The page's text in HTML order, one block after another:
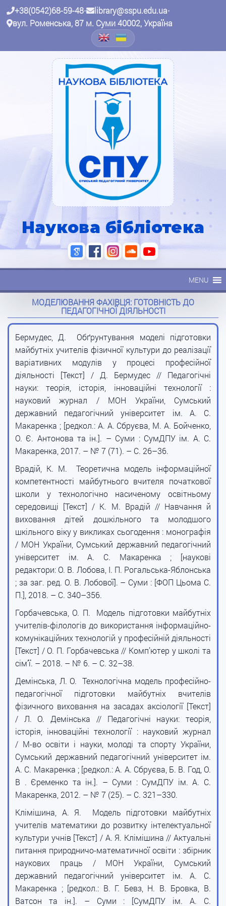
+38(0542)68-59-48• library@sspu.edu.ua•
вул. Роменська, 87 м. Суми 40002, Україна
Наукова бібліотека
MENU
МОДЕЛЮВАННЯ ФАХІВЦЯ: ГОТОВНІСТЬ ДО
ПЕДАГОГІЧНОЇ ДІЯЛЬНОСТІ
Бермудес, Д. Обґрунтування моделі підготовки
майбутніх учителів фізичної культури до реалізації
варіативних модулів у процесі професійної
діяльності [Текст] / Д. Бермудес // Педагогічні
науки: теорія, історія, інноваційні технології :
науковий журнал / МОН України, Сумський
державний педагогічний університет ім. А. С.
Макаренка ; [редкол.: А. А. Сбруєва, М. А. Бойченко,
О. Є. Антонова та ін.]. – Суми : СумДПУ ім. А. С.
Макаренка, 2017. – № 7 (71). – С. 26–36.
Врадій, К. М. Теоретична модель інформаційної
компетентності майбутнього вчителя початкової
школи у технологічно насиченому освітньому
середовищі [Текст] / К. М. Врадій // Навчання й
виховання дітей дошкільного та молодшого
шкільного віку у викликах сьогодення : монографія
/ МОН України, Сумський державний педагогічний
університет ім. А. С. Макаренка ; [наукові
редактори: О. В. Лобова, І. П. Рогальська-Яблонська
; за заг. ред. О. В. Лобової]. – Суми : [ФОП Цьома С.
П.], 2018. – С. 340–356.
Горбачевська, О. П. Модель підготовки майбутніх
учителів-філологів до використання інформаційно-
комунікаційних технологій у професійній діяльності
[Текст] / О. П. Горбачевська // Комп’ютер у школі та
сім’ї. – 2018. – № 6. – С. 32–38.
Демінська, Л. О. Технологічна модель професійно-
педагогічної підготовки майбутніх вчителів
фізичного виховання на засадах аксіології [Текст]
/ Л. О. Демінська // Педагогічні науки: теорія,
історія, інноваційні технології : науковий журнал
/ М-во освіти і науки, молоді та спорту України,
Сумський державний педагогічний університет ім.
А. С. Макаренка ; [редкол.: А. А. Сбруєва, Б. В. Год, О.
В . Єременко та ін.]. – Суми : СумДПУ ім. А. С.
Макаренка, 2012. – № 7 (25). – С. 321–330.
Клімішина, А. Я. Модель підготовки майбутніх
учителів математики до розвитку інтелектуальної
культури учнів [Текст] / А. Я. Клімішина // Актуальні
питання природничо-математичної освіти : збірник
наукових праць / МОН України, Сумський
державний педагогічний університет ім. А. С.
Макаренка ; [редкол.: В. Г. Бевз, Н. В. Бровка, В.
Ватсон та ін.]. – Суми : [СумДПУ ім. А. С.